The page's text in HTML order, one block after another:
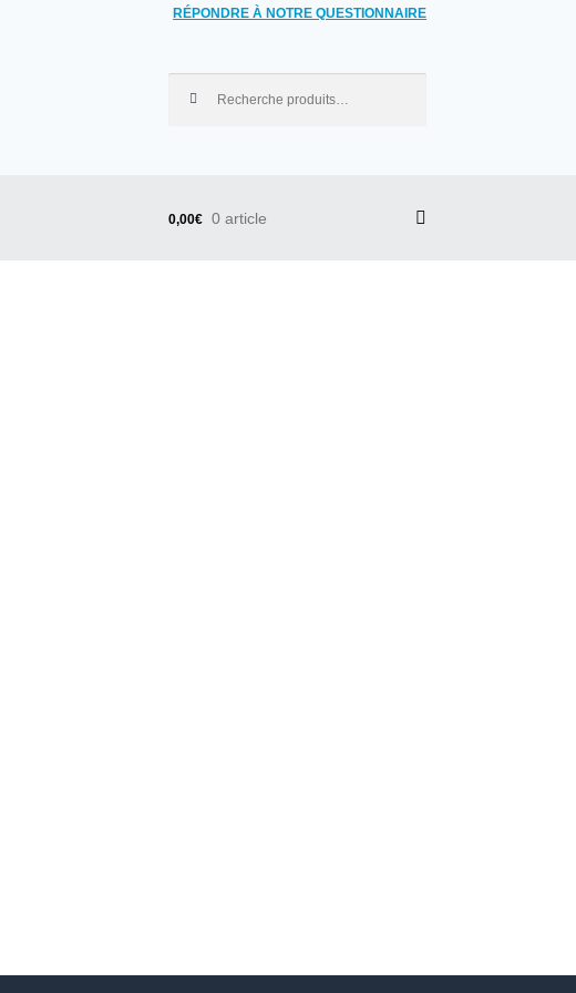
RÉPONDRE À NOTRE QUESTIONNAIRE
0,00€
0 article